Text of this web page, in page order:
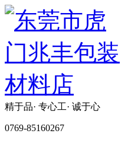
精于品· 专心工· 诚于心
0769-85160267